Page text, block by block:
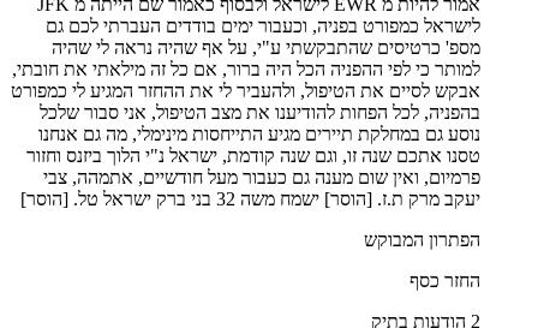
אמור להיות מ EWR לישראל ולבסוף כאמור שם הייתה מ JFK
לישראל כמפורט בפניה, וכעבור ימים בודדים העברתי לכם גם
מספ' כרטיסים שהתבקשתי ע"י, על אף שהיה נראה לי שהיה
למותר כי לפי ההפניה הכל היה ברור, אם כל זה מילאתי את חובתי,
אבקש לסיים את הטיפול, ולהעביר לי את ההחזר המגיע לי כמפורט
בהפניה, לכל הפחות להודיענו את מצב הטיפול, אני סבור שלכל
נוסע גם במחלקת תיירים מגיע התייחסות מינימלי, מה גם אנחנו
טסנו אתכם שנה זו, וגם שנה קודמת, ישראל נ"י הלוך ביזנס וחזור
פרמיום, ואין שום מענה גם כעבור מעל חודשיים, אתמהה, צבי
יעקב מרק ת.ז. [הוסר] ישמח משה 32 בני ברק ישראל טל. [הוסר]
הפתרון המבוקש
החזר כסף
2 הודעות בתיק